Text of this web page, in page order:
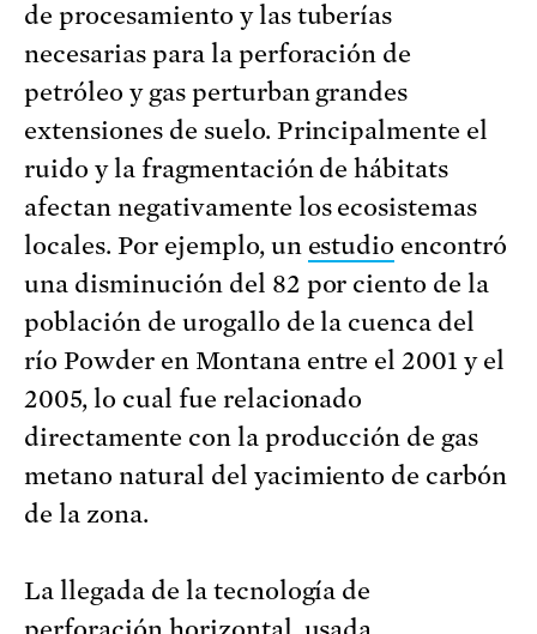
de procesamiento y las tuberías
necesarias para la perforación de
petróleo y gas perturban grandes
extensiones de suelo. Principalmente el
ruido y la fragmentación de hábitats
afectan negativamente los ecosistemas
locales. Por ejemplo, un estudio encontró
una disminución del 82 por ciento de la
población de urogallo de la cuenca del
río Powder en Montana entre el 2001 y el
2005, lo cual fue relacionado
directamente con la producción de gas
metano natural del yacimiento de carbón
de la zona.
La llegada de la tecnología de